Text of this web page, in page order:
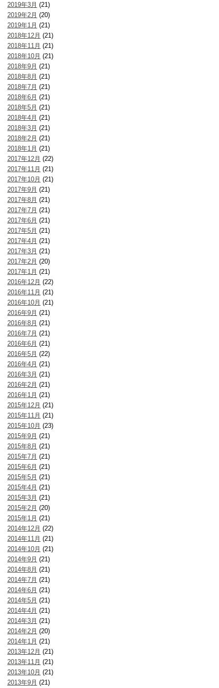
2019年3月 (21)
2019年2月 (20)
2019年1月 (21)
2018年12月 (21)
2018年11月 (21)
2018年10月 (21)
2018年9月 (21)
2018年8月 (21)
2018年7月 (21)
2018年6月 (21)
2018年5月 (21)
2018年4月 (21)
2018年3月 (21)
2018年2月 (21)
2018年1月 (21)
2017年12月 (22)
2017年11月 (21)
2017年10月 (21)
2017年9月 (21)
2017年8月 (21)
2017年7月 (21)
2017年6月 (21)
2017年5月 (21)
2017年4月 (21)
2017年3月 (21)
2017年2月 (20)
2017年1月 (21)
2016年12月 (22)
2016年11月 (21)
2016年10月 (21)
2016年9月 (21)
2016年8月 (21)
2016年7月 (21)
2016年6月 (21)
2016年5月 (22)
2016年4月 (21)
2016年3月 (21)
2016年2月 (21)
2016年1月 (21)
2015年12月 (21)
2015年11月 (21)
2015年10月 (23)
2015年9月 (21)
2015年8月 (21)
2015年7月 (21)
2015年6月 (21)
2015年5月 (21)
2015年4月 (21)
2015年3月 (21)
2015年2月 (20)
2015年1月 (21)
2014年12月 (22)
2014年11月 (21)
2014年10月 (21)
2014年9月 (21)
2014年8月 (21)
2014年7月 (21)
2014年6月 (21)
2014年5月 (21)
2014年4月 (21)
2014年3月 (21)
2014年2月 (20)
2014年1月 (21)
2013年12月 (21)
2013年11月 (21)
2013年10月 (21)
2013年9月 (21)